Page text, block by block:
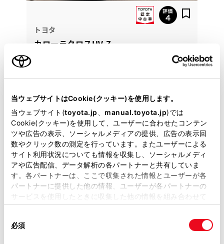
当ウェブサイトはCookie(クッキー)を使用します。
当ウェブサイト(toyota.jp manual.toyota.jp)では
Cookie(クッキー)を使用して、ユーザーに合わせたコンテン
ツや広告の表示、ソーシャルメディアの提供、広告の表示回
数やクリック数の測定を行っています。またユーザーによる
サイト利用状況についても情報を収集し、ソーシャルメディ
アや広告配信、データ解析の各パートナーと共有していま
す。各パートナーは、ここで収集された情報とユーザーが各
パートナーに提供した他の情報、ユーザーが各パートナーの
サービスを使用したときに収集した他の情報を組み合わせて
使用することがあります。当ウェブサイトの使用を続行する
必須
トヨタ
カローラクロスHV Z
埼玉、東京、千葉、群馬、栃木、茨城への販売に限り
支払総額 326.6 万円
車両価格 318万円 諸費用 8.6万円
※ 価格は展示店にて8月登録の場合 ※ 消費税10％込み
月々定額プラン
頭金・ボーナス払い0円 月々47,900円
年式 2024年(R6年) 走行 32,000km
修復 なし 車検 2027年 4月
整備 定期点検整備付 保証 ロングラン保証付